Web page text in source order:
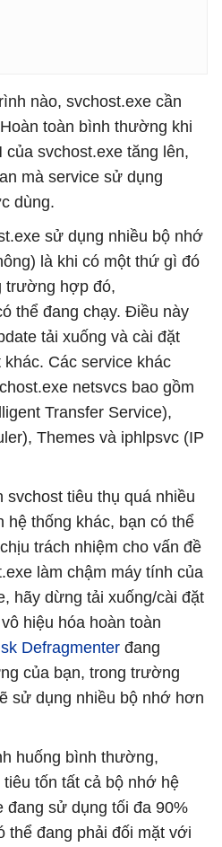
nào, svchost.exe cần
toàn bình thường khi
svchost.exe tăng lên,
mà service sử dụng
dùng.
sử dụng nhiều bộ nhớ
là khi có một thứ gì đó
trường hợp đó,
thể đang chạy. Điều này
tải xuống và cài đặt
Các service khác
netsvcs bao gồm
Transfer Service),
Themes và iphlpsvc (IP
tiêu thụ quá nhiều
hệ thống khác, bạn có thể
trách nhiệm cho vấn đề
làm chậm máy tính của
hãy dừng tải xuống/cài đặt
hiệu hóa hoàn toàn
Defragmenter đang
của bạn, trong trường
sử dụng nhiều bộ nhớ hơn
huống bình thường,
tốn tất cả bộ nhớ hệ
đang sử dụng tối đa 90%
thể đang phải đối mặt với